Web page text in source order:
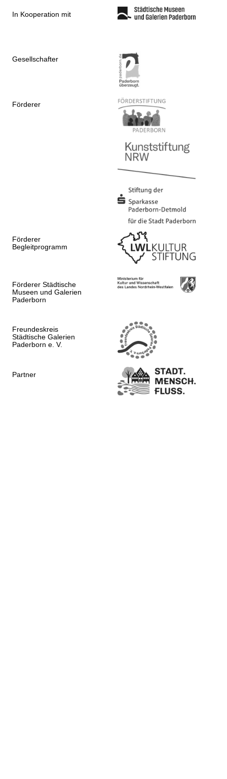
In Kooperation mit
Gesellschafter
Förderer
Förderer
Begleitprogramm
Förderer Städtische
Museen und Galerien
Paderborn
Freundeskreis
Städtische Galerien
Paderborn e. V.
Partner